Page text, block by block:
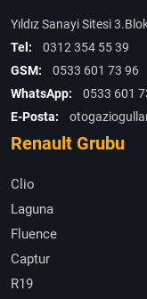
Yıldız Sanayi Sitesi
Tel:
0312 354 55 39
GSM:
0533 601 73 96
WhatsApp:
0533 601
E-Posta:
Renault Grubu
Clio
Laguna
Fluence
Captur
R19